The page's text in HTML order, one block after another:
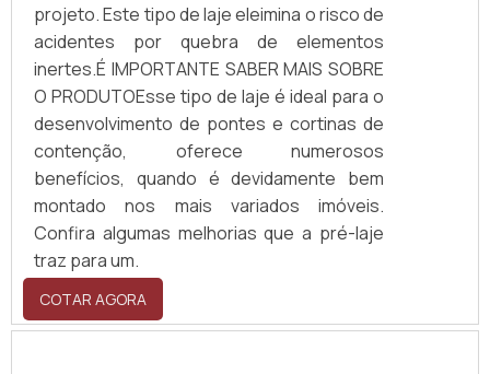
projeto. Este tipo de laje eleimina o risco de
acidentes por quebra de elementos
inertes.É IMPORTANTE SABER MAIS SOBRE
O PRODUTOEsse tipo de laje é ideal para o
desenvolvimento de pontes e cortinas de
contenção, oferece numerosos
benefícios, quando é devidamente bem
montado nos mais variados imóveis.
Confira algumas melhorias que a pré-laje
traz para um.
COTAR AGORA